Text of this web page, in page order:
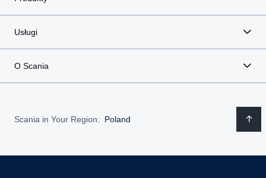
Usługi
O Scania
Scania in Your Region: Poland